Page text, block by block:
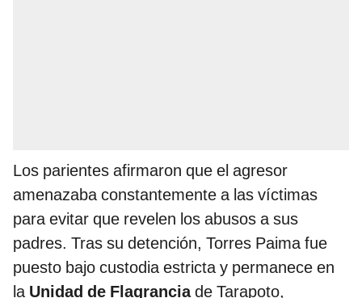
Los parientes afirmaron que el agresor
amenazaba constantemente a las víctimas
para evitar que revelen los abusos a sus
padres. Tras su detención, Torres Paima fue
puesto bajo custodia estricta y permanece en
la Unidad de Flagranciade Tarapoto,